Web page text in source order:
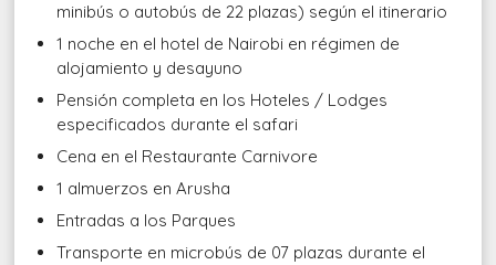
minibús o autobús de 22 plazas) según el itinerario
1 noche en el hotel de Nairobi en régimen de
alojamiento y desayuno
Pensión completa en los Hoteles / Lodges
especificados durante el safari
Cena en el Restaurante Carnivore
1 almuerzos en Arusha
Entradas a los Parques
Transporte en microbús de 07 plazas durante el